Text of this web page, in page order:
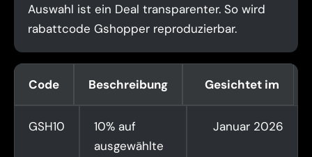
Auswahl ist ein Deal transparenter. So wird
rabattcode Gshopper reproduzierbar.
Code Beschreibung Gesichtet im
GSH10
10% auf
ausgewählte
Januar 2026